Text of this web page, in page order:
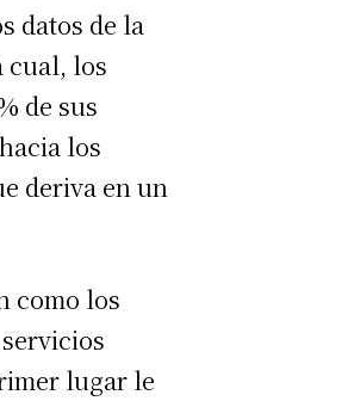
datos de la
cual, los
de sus
los
deriva en un
como los
lugar le